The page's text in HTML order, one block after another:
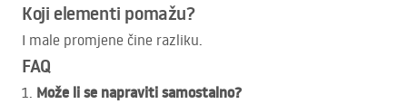
Koji elementi pomažu?
I male promjene čine razliku.
FAQ
Može li se napraviti samostalno?